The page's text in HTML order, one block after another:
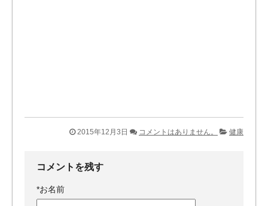
2015年12月3日 コメントはありません。 健康
コメントを残す
*お名前